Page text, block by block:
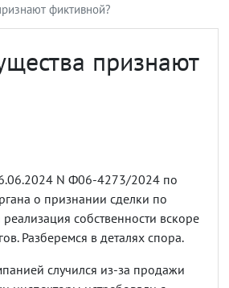
фиктивной?
признают
N Ф06-4273/2024 по
о признании сделки по
собственности вскоре
Разберемся в деталях спора.
случился из-за продажи